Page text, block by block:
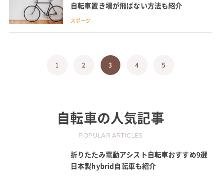
自転車置き場が飛ばない方法も紹介
スポーツ
1 2 3 4 5
自転車の人気記事
POPULAR ARTICLES
折りたたみ電動アシスト自転車おすすめ9選
日本製hybrid自転車も紹介